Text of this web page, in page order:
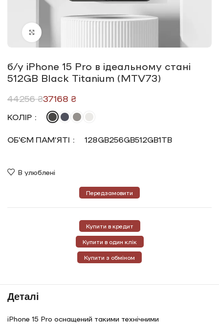
б/у iPhone 15 Pro в ідеальному стані
512GB Black Titanium (MTV73)
44256₴37168 ₴
КОЛІР
ОБ’ЄМ ПАМ’ЯТІ 128GB256GB512GB1TB
В улюблені
Передзамовити
Купити в кредит
Купити в один клік
Купити з обміном
Деталі
iPhone 15 Pro оснащений такими технічними